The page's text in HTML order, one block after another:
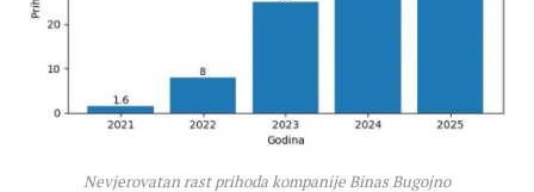
Nevjerovatan rast prihoda kompanije Binas Bugojno